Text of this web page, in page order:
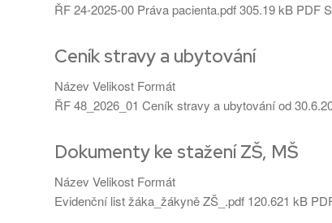
ŘF 24-2025-00 Práva pacienta.pdf 305.19 kB PDF
Ceník stravy a ubytování
Název Velikost Formát
ŘF 48_2026_01 Ceník stravy a ubytování od
Dokumenty ke stažení ZŠ, MŠ
Název Velikost Formát
Evidenční list žáka_žákyně ZŠ_.pdf 120.621 kB